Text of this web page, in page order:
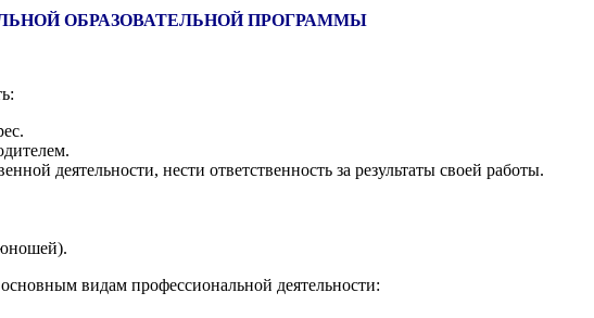
ОБРАЗОВАТЕЛЬНОЙ ПРОГРАММЫ
деятельности, нести ответственность за результаты своей работы.
видам профессиональной деятельности: